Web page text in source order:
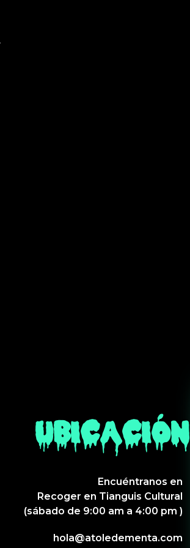
UBICACIÓN
Encuéntranos en
Recoger en Tianguis Cultural
(sábado de 9:00 am a 4:00 pm )
hola@atoledementa.com